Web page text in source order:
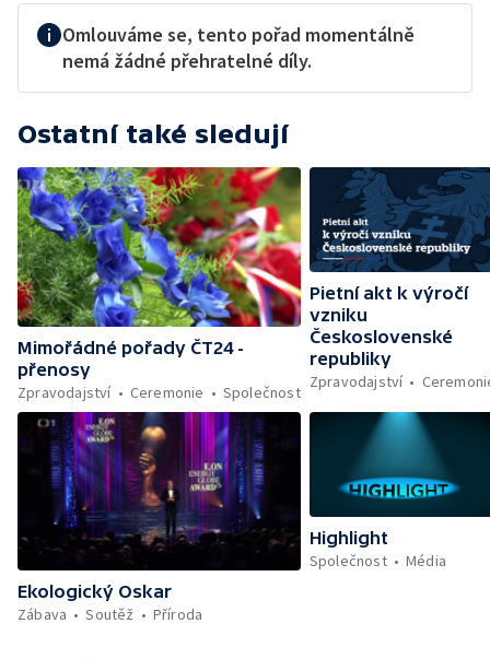
Omlouváme se, tento pořad momentálně
nemá žádné přehratelné díly.
Ostatní také sledují
Mimořádné pořady ČT24 -
přenosy
Zpravodajství
Ceremonie Společnost
Pietní akt k výročí
vzniku
Československé
republiky
Zpravodajství
Ekologický Oskar
Zábava
Soutěž Příroda
Highlight
Společnost
Média